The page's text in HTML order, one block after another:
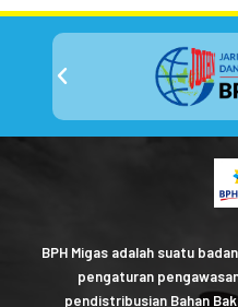
BPH Migas adalah suatu
pengaturan
pendistribusian Bahan